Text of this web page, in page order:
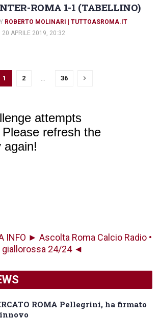
ROMA 1-1 (TABELLINO)
ROBERTO MOLINARI | TUTTOASROMA.IT
20 APRILE 2019, 20:32
1 2 36
INFO ► Ascolta Roma Calcio Radio •
24/24 ◄
ROMA Pellegrini, ha firmato